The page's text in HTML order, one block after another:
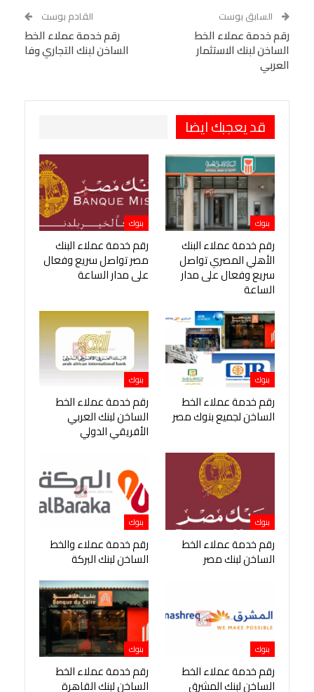
Tumblr
البريد الإلكتروني
VK
Digg
LINE
BlackBerry
Viber
السابق بوست
رقم خدمة عملاء الخط
الساخن لبنك الاستثمار
العربي
القادم بوست
رقم خدمة عملاء الخط
الساخن لبنك التجاري وفا
قد يعجبك ايضا
بنوك
رقم خدمة عملاء البنك
الأهلي المصري تواصل
سريع وفعال على مدار
الساعة
بنوك
رقم خدمة عملاء البنك
مصر تواصل سريع وفعال
على مدار الساعة
بنوك
رقم خدمة عملاء الخط
الساخن لجميع بنوك مصر
بنوك
رقم خدمة عملاء الخط
الساخن لبنك العربي
الأفريقي الدولي
بنوك
رقم خدمة عملاء الخط
الساخن لبنك مصر
بنوك
رقم خدمة عملاء والخط
الساخن لبنك البركة
بنوك
رقم خدمة عملاء الخط
الساخن لبنك المشرق
بنوك
رقم خدمة عملاء الخط
الساخن لبنك القاهرة